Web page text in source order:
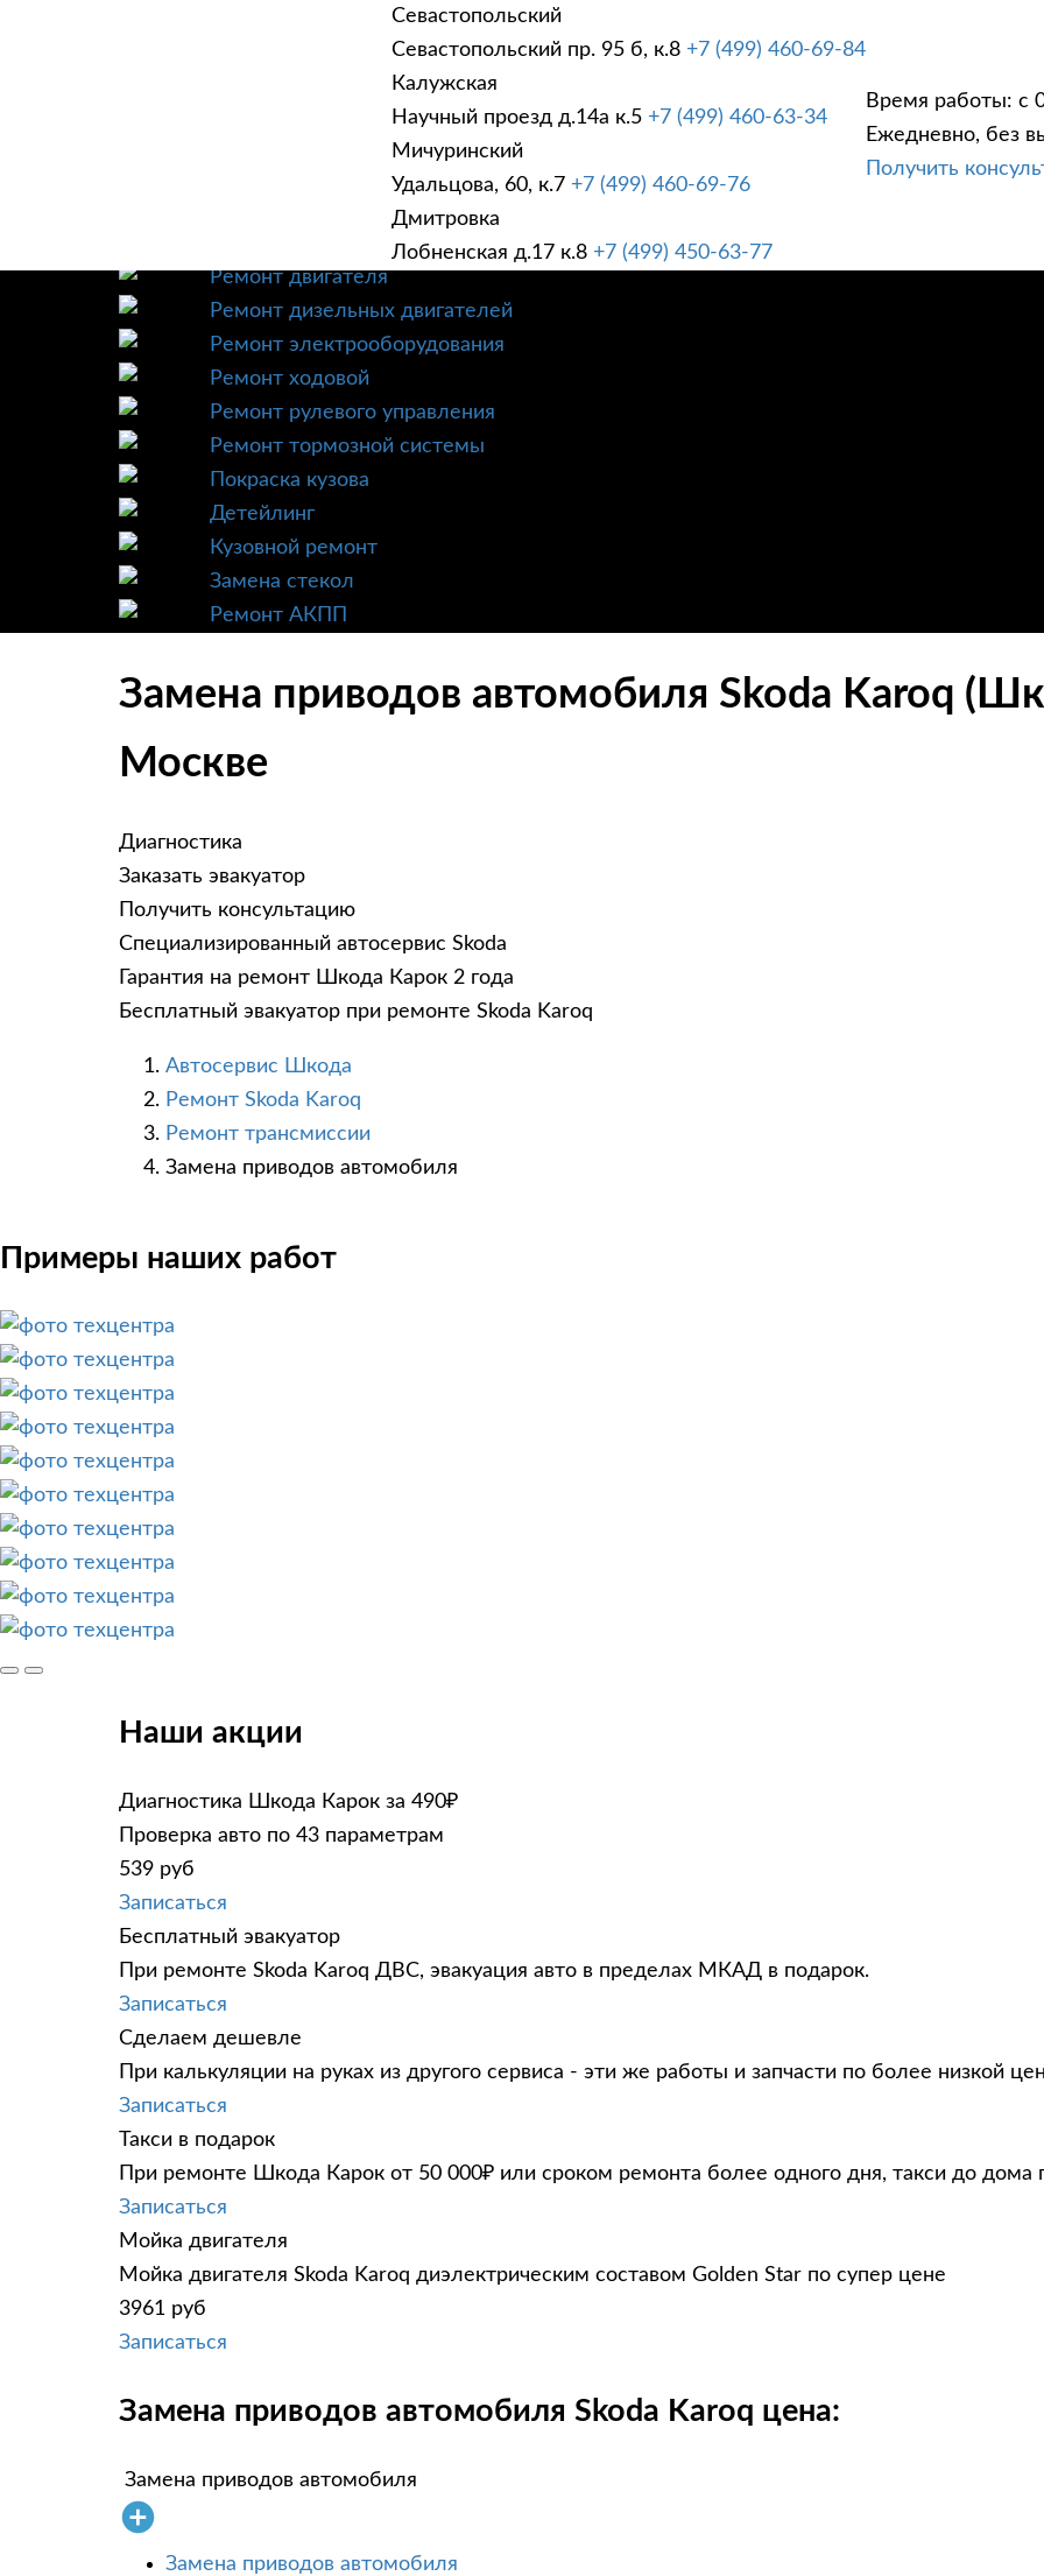
Севастопольский
Севастопольский пр. 95 б, к.8 +7 (499) 460-69-84
Калужская
Научный проезд д.14а к.5 +7 (499) 460-63-34
Мичуринский
Удальцова, 60, к.7 +7 (499) 460-69-76
Дмитровка
Лобненская д.17 к.8 +7 (499) 450-63-77
Время работы: с
Ежедневно, без
Получить
УСЛУГИ
Техническое обслуживание
Ремонт трансмиссии
Ремонт двигателя
Ремонт дизельных двигателей
Ремонт электрооборудования
Ремонт ходовой
Ремонт рулевого управления
Ремонт тормозной системы
Покраска кузова
Детейлинг
Кузовной ремонт
Замена стекол
Ремонт АКПП
Замена приводов автомобиля Skoda Karoq
Москве
Диагностика
Заказать эвакуатор
Получить консультацию
Специализированный автосервис Skoda
Гарантия на ремонт Шкода Карок 2 года
Бесплатный эвакуатор при ремонте Skoda Karoq
Автосервис Шкода
Ремонт Skoda Karoq
Ремонт трансмиссии
Замена приводов автомобиля
Примеры наших работ
Наши акции
Диагностика Шкода Карок за 490₽
Проверка авто по 43 параметрам
539 руб
Записаться
Бесплатный эвакуатор
При ремонте Skoda Karoq ДВС, эвакуация авто в пределах МКАД в подарок.
Записаться
Сделаем дешевле
При калькуляции на руках из другого сервиса - эти же работы и запчасти по более низкой
Записаться
Такси в подарок
При ремонте Шкода Карок от 50 000₽ или сроком ремонта более одного дня, такси до дома
Записаться
Мойка двигателя
Мойка двигателя Skoda Karoq диэлектрическим составом Golden Star по супер цене
3961 руб
Записаться
Замена приводов автомобиля Skoda Karoq цена:
Замена приводов автомобиля
Замена приводов автомобиля